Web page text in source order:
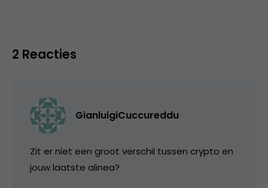
2 Reacties
GianluigiCuccureddu
Zit er niet een groot verschil tussen crypto en
jouw laatste alinea?